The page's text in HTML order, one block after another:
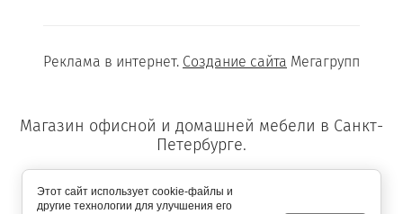
Магазин офисной и домашней мебели в Санкт-
Петербурге.
Реклама в интернет. Создание сайта Мегагрупп
Этот сайт использует cookie-файлы и
другие технологии для улучшения его